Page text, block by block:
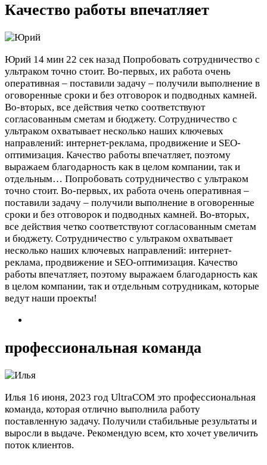
Качество работы впечатляет
Юрий 14 мин 22 сек назад Попробовать сотрудничество с
ультраком точно стоит. Во-первых, их работа очень
оперативная – поставили задачу – получили выполнение в
оговоренные сроки и без отговорок и подводных камней.
Во-вторых, все действия четко соответствуют
согласованным сметам и бюджету. Сотрудничество с
ультраком охватывает несколько наших ключевых
направлений: интернет-реклама, продвижение и SEO-
оптимизация. Качество работы впечатляет, поэтому
выражаем благодарность как в целом компании, так и
отдельным… Попробовать сотрудничество с ультраком
точно стоит. Во-первых, их работа очень оперативная –
поставили задачу – получили выполнение в оговоренные
сроки и без отговорок и подводных камней. Во-вторых,
все действия четко соответствуют согласованным сметам
и бюджету. Сотрудничество с ультраком охватывает
несколько наших ключевых направлений: интернет-
реклама, продвижение и SEO-оптимизация. Качество
работы впечатляет, поэтому выражаем благодарность как
в целом компании, так и отдельным сотрудникам, которые
ведут наши проекты!
профессиональная команда
Илья 16 июня, 2023 год UltraCOM это профессиональная
команда, которая отлично выполнила работу
поставленную задачу. Получили стабильные результаты и
выросли в выдаче. Рекомендую всем, кто хочет увеличить
поток клиентов.